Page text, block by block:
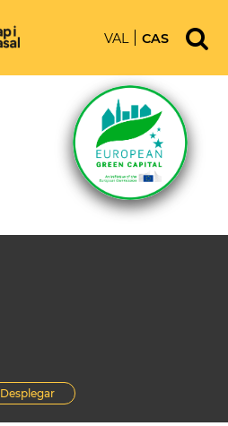
VAL CAS
Desplegar